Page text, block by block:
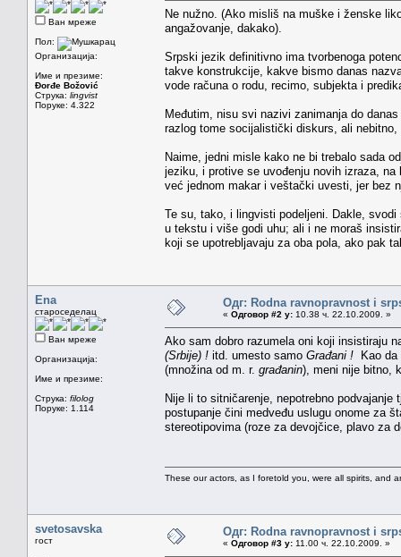
Ван мреже
Пол:
Организација:
Име и презиме:
Đorđe Božović
Струка: lingvist
Поруке: 4.322
Ne nužno. (Ako misliš na muške i ženske
angažovanje, dakako).
Srpski jezik definitivno ima tvorbenoga
takve konstrukcije, kakve bismo danas
vode računa o rodu, recimo, subjekta i
Međutim, nisu svi nazivi zanimanja do
razlog tome socijalistički diskurs, ali
Naime, jedni misle kako ne bi trebalo sada
jeziku, i protive se uvođenju novih izraza,
već jednom makar i veštački uvesti, jer bez
Te su, tako, i lingvisti podeljeni. Dakle,
u tekstu i više godi uhu; ali i ne moraš
koji se upotrebljavaju za oba pola, ako pak
Ena
староседелац
Ван мреже
Организација:
Име и презиме:
Струка: filolog
Поруке: 1.114
Одг: Rodna ravnopravnost i
« Одговор #2 у: 10.38 ч. 22.10.2009. »
Ako sam dobro razumela oni koji insistiraju
(Srbije) ! itd. umesto samo Građani ! Kao
(množina od m. r. građanin), meni nije bitno,
Nije li to sitničarenje, nepotrebno
postupanje čini medveđu uslugu onome za
stereotipovima (roze za devojčice, plavo za
These our actors, as I foretold you, were all spirits, and
svetosavska
гост
Одг: Rodna ravnopravnost i
« Одговор #3 у: 11.00 ч. 22.10.2009. »